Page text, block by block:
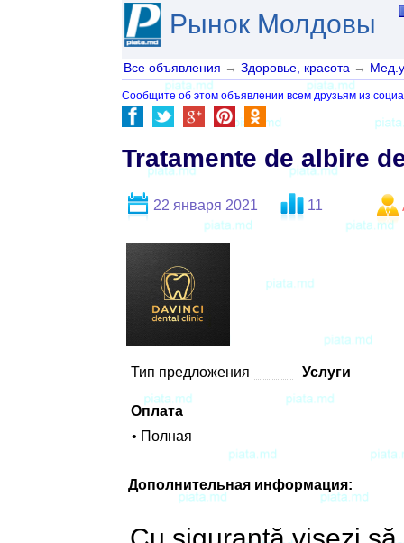
Рынок Молдовы
Все объявления → Здоровье, красота →
Сообщите об этом объявлении всем друзьям из
Tratamente de albire
22 января 2021 11
Тип предложения Услуги
Оплата
• Полная
Дополнительная информация: